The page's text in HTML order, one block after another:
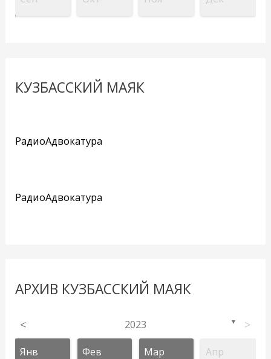
КУЗБАССКИЙ МАЯК
РадиоАдвокатура
РадиоАдвокатура
АРХИВ КУЗБАССКИЙ МАЯК
< 2023 ▼ >
Янв Фев Мар Апр